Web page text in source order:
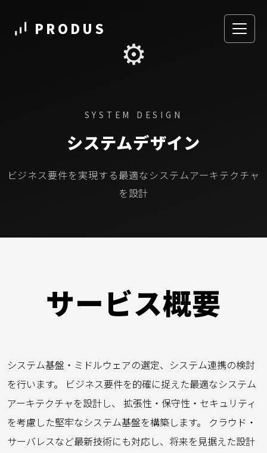
PRODUS
⚙️
SYSTEM DESIGN
システムデザイン
ビジネス要件を実現する最適なシステムアーキテクチャ
を設計
サービス概要
システム基盤・ミドルウェアの選定、システム連携の検討
を行います。 ビジネス要件を的確に捉えた最適なシステム
アーキテクチャを設計し、 拡張性・保守性・セキュリティ
を考慮した堅牢なシステム基盤を構築します。 クラウド・
サーバレスなど最新技術にも対応し、将来を見据えた設計